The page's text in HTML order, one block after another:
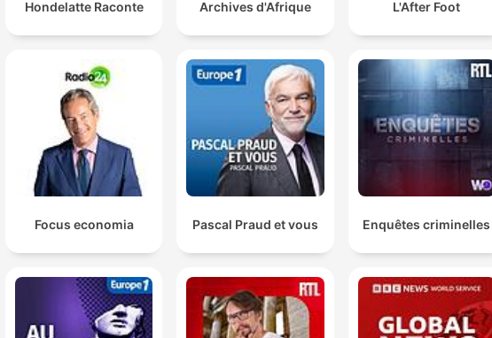
Hondelatte Raconte Archives d'Afrique L'After Foot
Focus economia Pascal Praud et vous Enquêtes criminelles